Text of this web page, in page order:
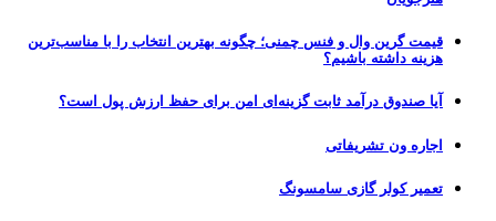
قیمت گرین وال و فنس چمنی؛ چگونه بهترین انتخاب را با مناسب‌ترین
هزینه داشته باشیم؟
آیا صندوق درآمد ثابت گزینه‌ای امن برای حفظ ارزش پول است؟
اجاره ون تشریفاتی
تعمیر کولر گازی سامسونگ